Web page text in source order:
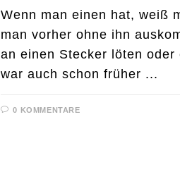
Wenn man einen hat, weiß
man vorher ohne ihn
an einen Stecker löten
war auch schon früher ...
0 KOMMENTARE